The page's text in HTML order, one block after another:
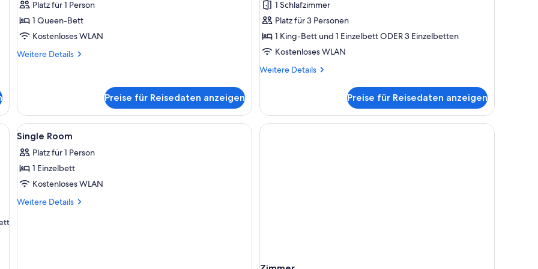
Platz für 1 Person
1 Queen-Bett
Kostenloses WLAN
Weitere Details
Weitere
Preise für Reisedaten anzeigen
Schlafzimmer
anzeigen
1 Schlafzimmer
Platz für 3 Personen
1 King-Bett und 1 Einzelbett ODER 3 Einzelbetten
Kostenloses WLAN
Weitere Details
Weitere
1
Schlafzimmer
Preise für Reisedaten anzeigen
Bett, einem Fernseher, einem Schreibtisch mit Stuhl und zwei Nachttischlampen.
Alle
Fotos
für
Single
Room
anzeigen
Allergikerbettwaren, Zimmersafe, Schreibtisch
4
Single Room
Platz für 1 Person
1 Einzelbett
Kostenloses WLAN
Weitere Details
Weitere